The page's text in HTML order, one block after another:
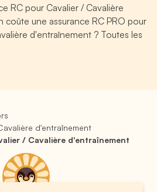
RC pour Cavalier / Cavalière
une assurance RC PRO pour
d'entraînement ? Toutes les
d'entraînement
/ Cavalière d'entraînement